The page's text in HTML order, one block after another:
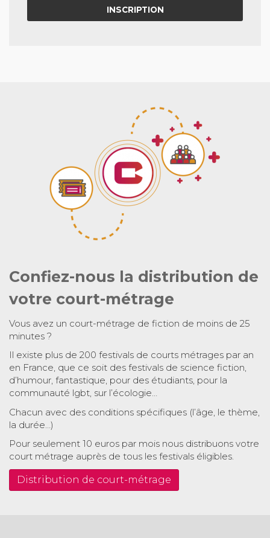
INSCRIPTION
Confiez-nous la distribution de
votre court-métrage
Vous avez un court-métrage de fiction de moins de 25
minutes ?
Il existe plus de 200 festivals de courts métrages par an
en France, que ce soit des festivals de science fiction,
d’humour, fantastique, pour des étudiants, pour la
communauté lgbt, sur l’écologie…
Chacun avec des conditions spécifiques (l’âge, le thème,
la durée…)
Pour seulement 10 euros par mois nous distribuons votre
court métrage auprès de tous les festivals éligibles.
Distribution de court-métrage